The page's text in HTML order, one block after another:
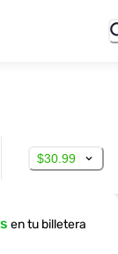
$30.99
en tu billetera